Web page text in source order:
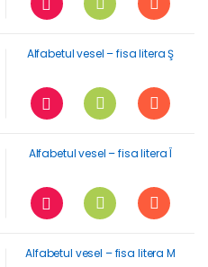
Alfabetul vesel – fisa litera Ş
Alfabetul vesel – fisa litera Î
Alfabetul vesel – fisa litera M